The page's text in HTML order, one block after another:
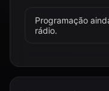
Programação
rádio.